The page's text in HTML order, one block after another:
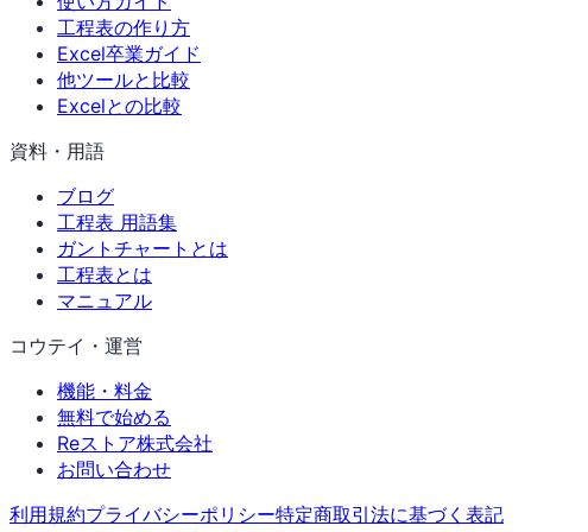
工程表の作り方
Excel卒業ガイド
他ツールと比較
Excelとの比較
資料・用語
ブログ
工程表 用語集
ガントチャートとは
工程表とは
マニュアル
コウテイ・運営
機能・料金
無料で始める
Reストア株式会社
お問い合わせ
利用規約プライバシーポリシー特定商取引法に基づく表記